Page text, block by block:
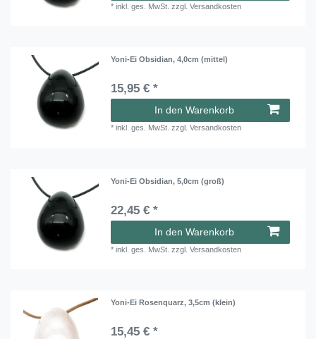
*inkl. ges. MwSt. zzgl.Versandkosten
Yoni-Ei Obsidian, 4,0cm (mittel)
15,95 € *
In den Warenkorb
*inkl. ges. MwSt. zzgl.Versandkosten
Yoni-Ei Obsidian, 5,0cm (groß)
22,45 € *
In den Warenkorb
*inkl. ges. MwSt. zzgl.Versandkosten
Yoni-Ei Rosenquarz, 3,5cm (klein)
15,45 € *